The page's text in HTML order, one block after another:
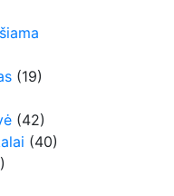
(19)
(42)
(40)